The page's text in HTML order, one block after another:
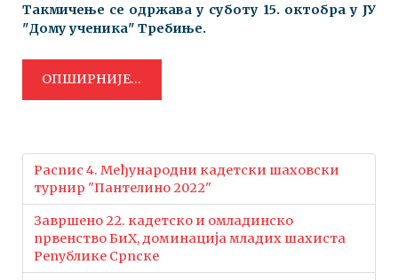
Такмичење се одржава у суботу 15. октобра у ЈУ
"Дому ученика" Требиње.
ОПШИРНИЈЕ...
Распис 4. Међународни кадетски шаховски
турнир "Пантелино 2022"
Завршено 22. кадетско и омладинско
првенство БиХ, доминација младих шахиста
Републике Српске